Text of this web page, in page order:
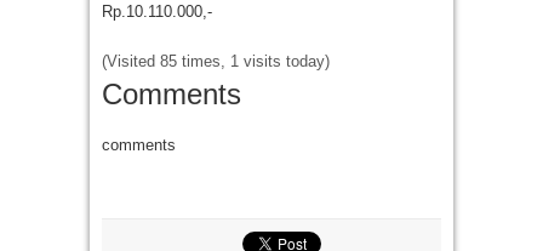
Rp.10.110.000,-
(Visited 85 times, 1 visits today)
Comments
comments